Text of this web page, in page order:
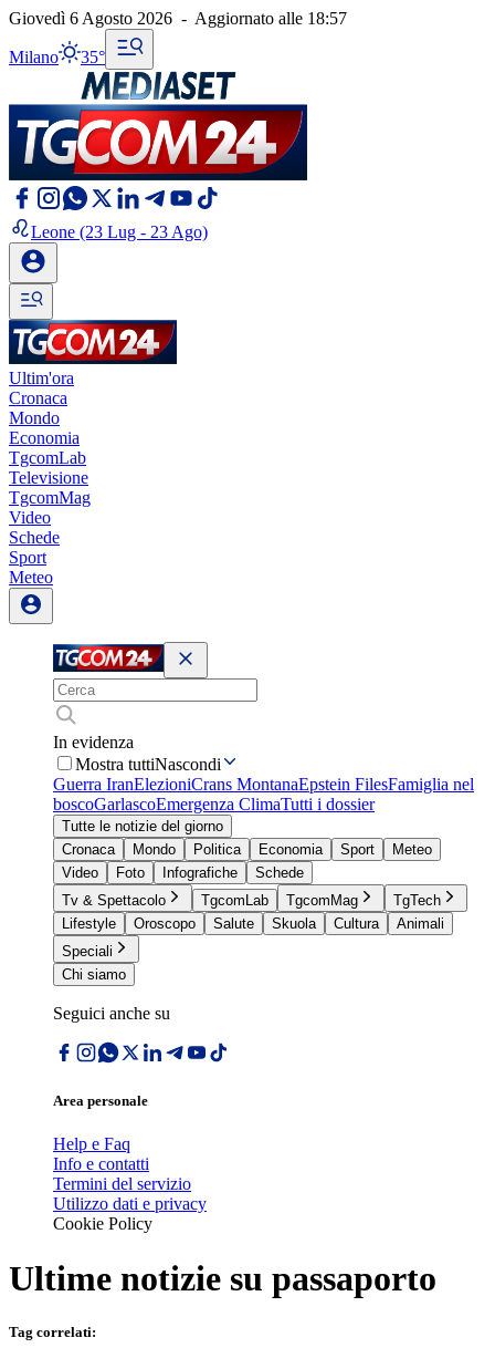
Giovedì 6 Agosto 2026 - Aggiornato alle 18:57
Milano 35°
Leone (23 Lug - 23 Ago)
Ultim'ora
Cronaca
Mondo
Economia
TgcomLab
Televisione
TgcomMag
Video
Schede
Sport
Meteo
In evidenza
Mostra tuttiNascondi
Guerra IranElezioniCrans MontanaEpstein FilesFamiglia nel
boscoGarlascoEmergenza ClimaTutti i dossier
Tutte le notizie del giorno
Cronaca
Mondo Politica Economia Sport
Meteo
Video
Foto Infografiche
Schede
Tv & Spettacolo
TgcomLab TgcomMag
TgTech
Lifestyle
Oroscopo Salute Skuola Cultura
Animali
Speciali
Chi siamo
Seguici anche su
Area personale
Help e Faq
Info e contatti
Termini del servizio
Utilizzo dati e privacy
Cookie Policy
Ultime notizie su passaporto
Tag correlati: